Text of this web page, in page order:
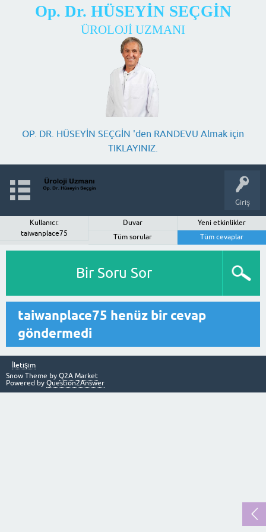
Op. Dr. HÜSEYİN SEÇGİN
ÜROLOJİ UZMANI
OP. DR. HÜSEYİN SEÇGİN 'den RANDEVU Almak için
TIKLAYINIZ.
Giriş
Kullanıcı:
taiwanplace75
Duvar
Yeni etkinlikler
Tüm sorular
Tüm cevaplar
Bir Soru Sor
taiwanplace75 henüz bir cevap
göndermedi
İletişim
Snow Theme by Q2A Market
Powered by Question2Answer